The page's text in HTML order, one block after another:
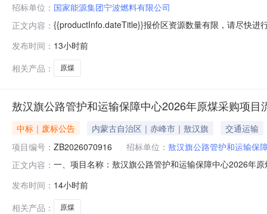
招标单位： 国家能源集团宁波燃料有限公司
正文内容： {{productInfo.dateTitle}}报价区资源数量有限，请尽快进
{{zkPrice(productInfo.myBidItem.bidPrice,productInf
发布时间： 13小时前
相关产品：
原煤
敖汉旗公路管护和运输保障中心2026年原煤采购项目
中标｜废标公告 内蒙古自治区｜赤峰市｜敖汉旗
交通运输
项目编号： ZB2026070916 招标单位： 敖汉旗公路管护和运输保
正文内容： 一、项目名称：敖汉旗公路管护和运输保障中心2026年
大街天宇大厦8A层联系人：宋敏哲联系电话：0476-
发布时间： 14小时前
相关产品：
原煤